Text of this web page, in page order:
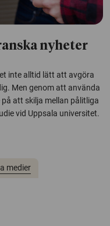
nyheter
inte alltid lätt att avgöra
Men genom att använda
att skilja mellan pålitliga
vid Uppsala universitet.
medier